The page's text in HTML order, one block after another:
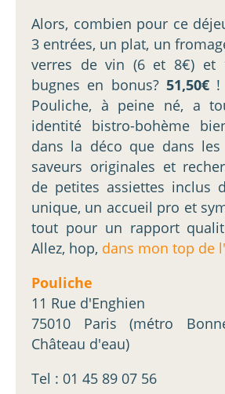
Alors, combien pour ce
3 entrées, un plat, un
verres de vin (6 et 8€) et
bugnes en bonus? 51,50€ !
Pouliche, à peine né, a
identité bistro-bohème
dans la déco que dans les
saveurs originales et
de petites assiettes inclus
unique, un accueil pro et
tout pour un rapport
Allez, hop, dans mon top de
Pouliche
11 Rue d'Enghien
75010 Paris (métro
Château d'eau)
Tel : 01 45 89 07 56